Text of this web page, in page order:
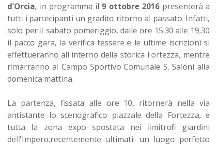
d'Orcia, in programma il 9 ottobre 2016 presenterà a
tutti i partecipanti un gradito ritorno al passato. Infatti,
solo per il sabato pomeriggio, dalle ore 15.30 alle 19,30
il pacco gara, la verifica tessere e le ultime iscrizioni si
effettueranno all'interno della storica Fortezza, mentre
rimarranno al Campo Sportivo Comunale S. Saloni alla
domenica mattina.
La partenza, fissata alle ore 10, ritornerà nella via
antistante lo scenografico piazzale della Fortezza, e
tutta la zona expo spostata nei limitrofi giardini
dell'Impero,recentemente ultimati: un luogo perfetto